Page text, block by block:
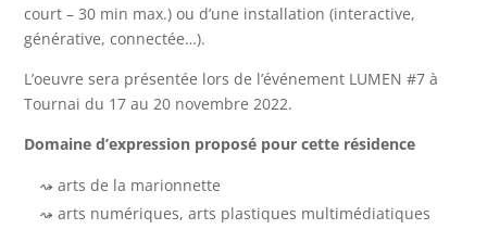
court – 30 min max.) ou d’une installation (interactive,
générative, connectée…).
L’oeuvre sera présentée lors de l’événement LUMEN #7 à
Tournai du 17 au 20 novembre 2022.
Domaine d’expression proposé pour cette résidence
arts de la marionnette
arts numériques, arts plastiques multimédiatiques